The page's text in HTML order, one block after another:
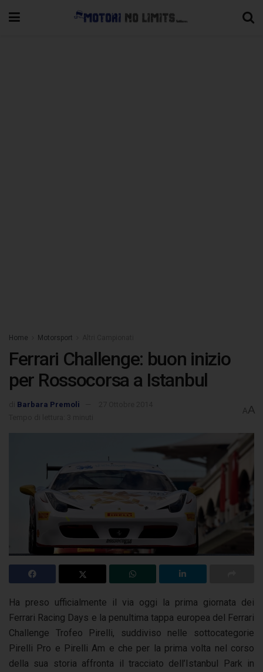
Home Motorsport
Ferrari Challenge: buon inizio
per Rossocorsa a Istanbul
Barbara Premoli
AA
Ha preso ufficialmente il via oggi la prima giornata dei
Ferrari Racing Days e la penultima tappa europea del Ferrari
Challenge Trofeo Pirelli, suddiviso nelle sottocategorie
Pirelli Pro e Pirelli Am e che per la prima volta nel corso
della sua storia affronta il tracciato dell’Istanbul Park in